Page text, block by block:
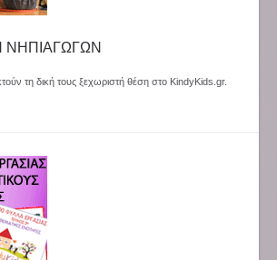
ΝΗΠΙΑΓΩΓΩΝ
τη δική τους ξεχωριστή θέση στο KindyKids.gr.